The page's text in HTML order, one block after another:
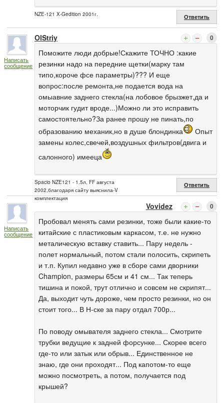
NZE-121 X-Gedition 2001г. Ответить
Написать
сообщение
OlStriy 0
Поможите люди добрые!Скажите ТОЧНО :какие
резинки надо на передние щетки(марку там
типо,короче фсе параметры)??? И еще
вопрос:после ремонта,не подается вода на
омыавние заднего стекла(на лобовое брызжет,да и
моторчик гудит вроде...)Можно ли это исправить
самостоятельно?За ранее прошу не пинать,по
образованию механик,но в душе блондинка
Опыт
замены колес,свечей,воздушных фильтров(двига и
салонного) имееца
Spacio NZE121 - 1.5л, FF августа
2002,благодаря сайту выяснила-V
комплектация
Ответить
Написать
сообщение
Vovidez 0
Пробовал менять сами резинки, тоже были какие-то
китайские с пластиковым каркасом, т.е. не нужно
металическую вставку ставить... Пару недель -
полет нормальный, потом стали полосить, скрипеть
и т.п. Купил недавно уже в сборе сами дворники
Champion, размеры 65см и 41 см... Так теперь
тишина и покой, трут отлично и совсем не скрипят...
Да, выходит чуть дороже, чем просто резинки, но он
стоит того... В Н-ске за пару отдал 700р...
По поводу омывателя заднего стекла... Смотрите
трубки ведущие к задней форсунке... Скорее всего
где-то или затык или обрыв... Единственное не
знаю, где они проходят... Под капотом-то еще
можно посмотреть, а потом, получается под
крышей?